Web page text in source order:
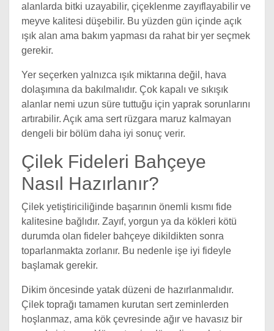
alanlarda bitki uzayabilir, çiçeklenme zayıflayabilir ve
meyve kalitesi düşebilir. Bu yüzden gün içinde açık
ışık alan ama bakım yapması da rahat bir yer seçmek
gerekir.
Yer seçerken yalnızca ışık miktarına değil, hava
dolaşımına da bakılmalıdır. Çok kapalı ve sıkışık
alanlar nemi uzun süre tuttuğu için yaprak sorunlarını
artırabilir. Açık ama sert rüzgara maruz kalmayan
dengeli bir bölüm daha iyi sonuç verir.
Çilek Fideleri Bahçeye
Nasıl Hazırlanır?
Çilek yetiştiriciliğinde başarının önemli kısmı fide
kalitesine bağlıdır. Zayıf, yorgun ya da kökleri kötü
durumda olan fideler bahçeye dikildikten sonra
toparlanmakta zorlanır. Bu nedenle işe iyi fideyle
başlamak gerekir.
Dikim öncesinde yatak düzeni de hazırlanmalıdır.
Çilek toprağı tamamen kurutan sert zeminlerden
hoşlanmaz, ama kök çevresinde ağır ve havasız bir